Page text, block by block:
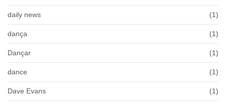
daily news (1)
dança (1)
Dançar (1)
dance (1)
Dave Evans (1)